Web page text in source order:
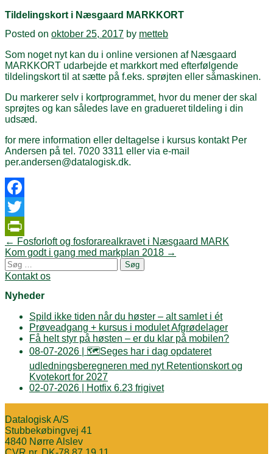
Tildelingskort i Næsgaard MARKKORT
Posted on oktober 25, 2017 by metteb
Som noget nyt kan du i online versionen af Næsgaard
MARKKORT udarbejde et markkort med efterfølgende
tildelingskort til at sætte på f.eks. sprøjten eller såmaskinen.
Du markerer selv i kortprogrammet, hvor du mener der skal
sprøjtes og kan således lave en gradueret tildeling i din
udsæd.
for mere information eller deltagelse i kursus kontakt Per
Andersen på tel. 7020 3311 eller via e-mail
per.andersen@datalogisk.dk.
Facebook
Twitter
PrintFriendly
Post
navigation
← Fosforloft og fosforarealkravet i Næsgaard MARK
Kom godt i gang med markplan 2018 →
Søg
efter:
Kontakt os
Nyheder
Spild ikke tiden når du høster – alt samlet i ét
Prøveadgang + kursus i modulet Afgrødelager
Få helt styr på høsten – er du klar på mobilen?
08-07-2026 | 🗺️Seges har i dag opdateret
udledningsberegneren med nyt Retentionskort og
Kvotekort for 2027
02-07-2026 | Hotfix 6.23 frigivet
Datalogisk A/S
Stubbekøbingvej 41
4840 Nørre Alslev